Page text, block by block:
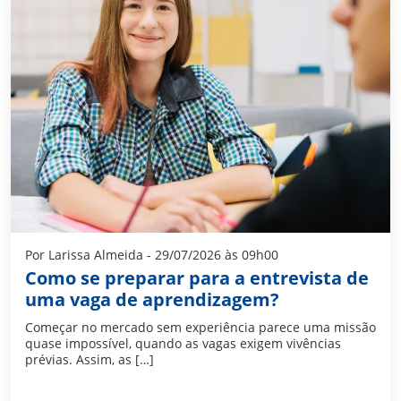
Por Larissa Almeida - 29/07/2026 às 09h00
Como se preparar para a entrevista de
uma vaga de aprendizagem?
Começar no mercado sem experiência parece uma missão
quase impossível, quando as vagas exigem vivências
prévias. Assim, as […]